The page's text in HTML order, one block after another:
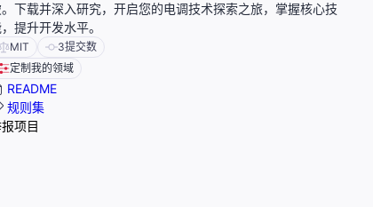
下载并深入研究，开启您的电调技术探索之旅，掌握核心技
提升开发水平。
MIT 3提交数
定制我的领域
README
规则集
项目